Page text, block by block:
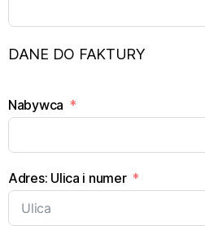
DANE DO FAKTURY
Nabywca
Adres: Ulica i numer